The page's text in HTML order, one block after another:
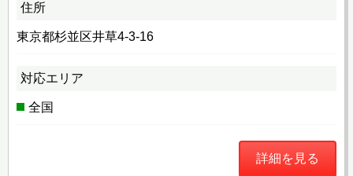
住所
東京都杉並区井草4-3-16
対応エリア
全国
詳細を見る